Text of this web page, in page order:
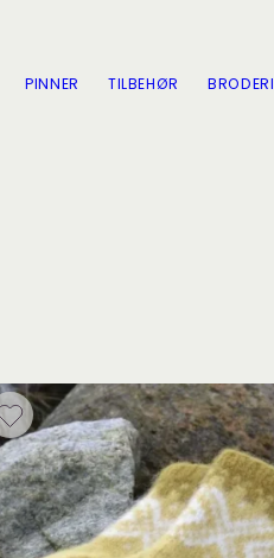
PINNER TILBEHØR BRODERI